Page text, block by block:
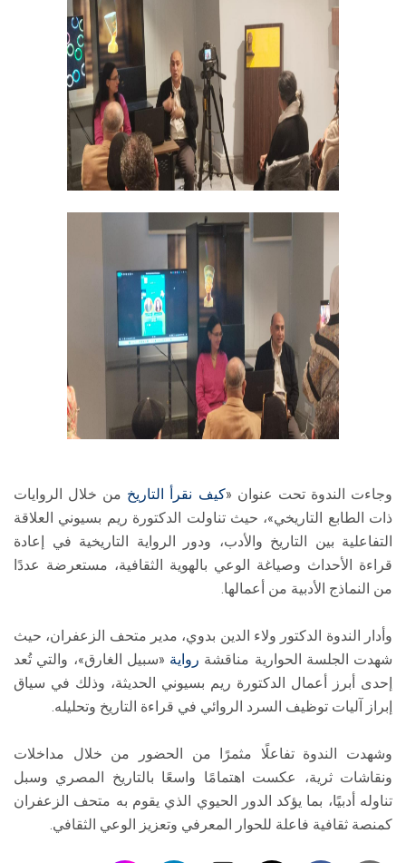
وجاءت الندوة تحت عنوان «كيف نقرأ التاريخ من خلال الروايات
ذات الطابع التاريخي»، حيث تناولت الدكتورة ريم بسيوني العلاقة
التفاعلية بين التاريخ والأدب، ودور الرواية التاريخية في إعادة
قراءة الأحداث وصياغة الوعي بالهوية الثقافية، مستعرضة عددًا
من النماذج الأدبية من أعمالها.
وأدار الندوة الدكتور ولاء الدين بدوي، مدير متحف الزعفران، حيث
شهدت الجلسة الحوارية مناقشة رواية «سبيل الغارق»، والتي تُعد
إحدى أبرز أعمال الدكتورة ريم بسيوني الحديثة، وذلك في سياق
إبراز آليات توظيف السرد الروائي في قراءة التاريخ وتحليله.
وشهدت الندوة تفاعلًا مثمرًا من الحضور من خلال مداخلات
ونقاشات ثرية، عكست اهتمامًا واسعًا بالتاريخ المصري وسبل
تناوله أدبيًا، بما يؤكد الدور الحيوي الذي يقوم به متحف الزعفران
كمنصة ثقافية فاعلة للحوار المعرفي وتعزيز الوعي الثقافي.